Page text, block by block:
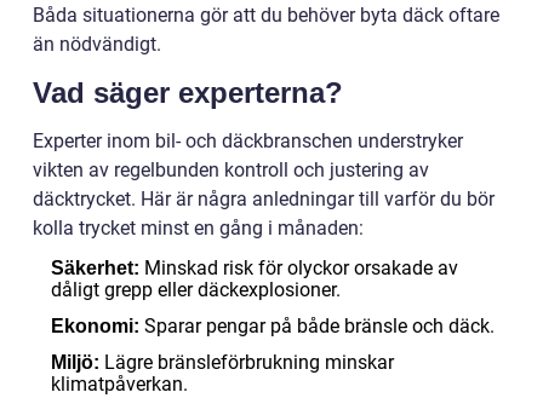
Båda situationerna gör att du behöver byta däck oftare
än nödvändigt.
Vad säger experterna?
Experter inom bil- och däckbranschen understryker
vikten av regelbunden kontroll och justering av
däcktrycket. Här är några anledningar till varför du bör
kolla trycket minst en gång i månaden:
Säkerhet: Minskad risk för olyckor orsakade av
dåligt grepp eller däckexplosioner.
Ekonomi: Sparar pengar på både bränsle och däck.
Miljö: Lägre bränsleförbrukning minskar
klimatpåverkan.